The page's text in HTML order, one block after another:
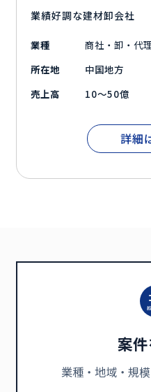
業績好調な建材卸会社
業種
商社・卸・代
所在地
中国地方
売上高
10～50億
詳細
案
業種・地域・規